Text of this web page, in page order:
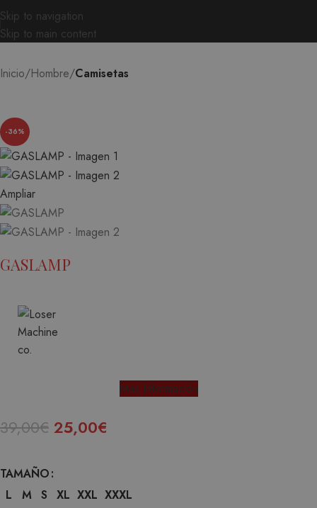
Skip to navigation
Skip to main content
Inicio Hombre Camisetas
-36%
Ampliar
GASLAMP
Más Información
39,00€ 25,00€
TAMAÑO
L
M S XL XXL XXXL